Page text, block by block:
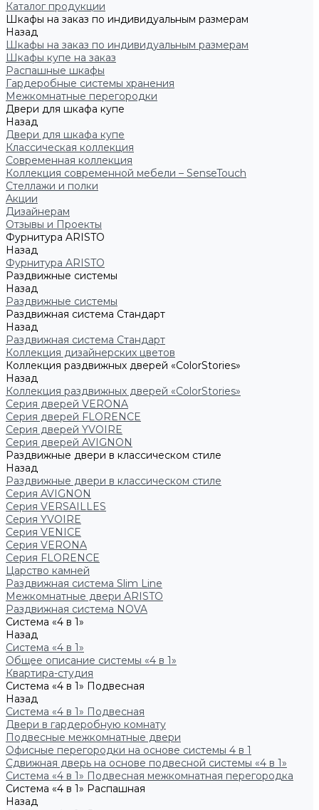
Каталог продукции
Шкафы на заказ по индивидуальным размерам
Назад
Шкафы на заказ по индивидуальным размерам
Шкафы купе на заказ
Распашные шкафы
Гардеробные системы хранения
Межкомнатные перегородки
Двери для шкафа купе
Назад
Двери для шкафа купе
Классическая коллекция
Современная коллекция
Коллекция современной мебели – SenseTouch
Стеллажи и полки
Акции
Дизайнерам
Отзывы и Проекты
Фурнитура ARISTO
Назад
Фурнитура ARISTO
Раздвижные системы
Назад
Раздвижные системы
Раздвижная система Стандарт
Назад
Раздвижная система Стандарт
Коллекция дизайнерских цветов
Коллекция раздвижных дверей «ColorStories»
Назад
Коллекция раздвижных дверей «ColorStories»
Серия дверей VERONA
Серия дверей FLORENCE
Серия дверей YVOIRE
Серия дверей AVIGNON
Раздвижные двери в классическом стиле
Назад
Раздвижные двери в классическом стиле
Серия AVIGNON
Серия VERSAILLES
Серия YVOIRE
Серия VENICE
Серия VERONA
Серия FLORENCE
Царство камней
Раздвижная система Slim Line
Межкомнатные двери ARISTO
Раздвижная система NOVA
Система «4 в 1»
Назад
Система «4 в 1»
Общее описание системы «4 в 1»
Квартира-студия
Система «4 в 1» Подвесная
Назад
Система «4 в 1» Подвесная
Двери в гардеробную комнату
Подвесные межкомнатные двери
Офисные перегородки на основе системы 4 в 1
Сдвижная дверь на основе подвесной системы «4 в 1»
Система «4 в 1» Подвесная межкомнатная перегородка
Система «4 в 1» Распашная
Назад